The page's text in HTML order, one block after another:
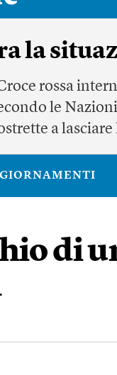
la
rossa
le
a lasciare
di